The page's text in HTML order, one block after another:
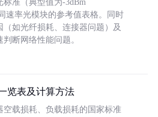
标准（典型值为-3dBm
速率光模块的参考值表格。同时
如光纤损耗、连接器问题）及
断网络性能问题。
览表及计算方法
空载损耗、负载损耗的国家标准